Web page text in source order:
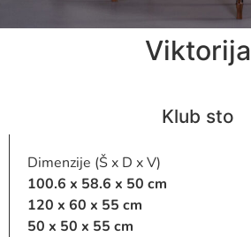
Viktorija
Klub sto
Dimenzije (Š x D x V)
100.6 x 58.6 x 50 cm
120 x 60 x 55 cm
50 x 50 x 55 cm